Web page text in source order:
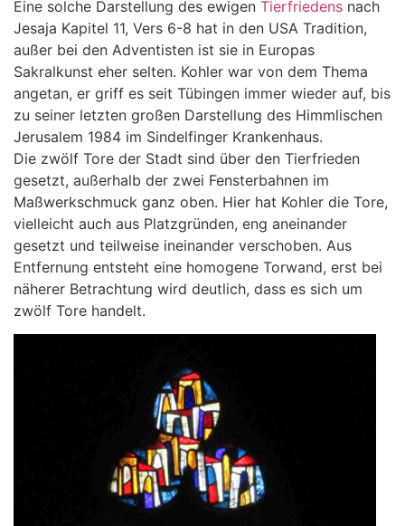
Eine solche Darstellung des ewigen Tierfriedens nach
Jesaja Kapitel 11, Vers 6-8 hat in den USA Tradition,
außer bei den Adventisten ist sie in Europas
Sakralkunst eher selten. Kohler war von dem Thema
angetan, er griff es seit Tübingen immer wieder auf, bis
zu seiner letzten großen Darstellung des Himmlischen
Jerusalem 1984 im Sindelfinger Krankenhaus.
Die zwölf Tore der Stadt sind über den Tierfrieden
gesetzt, außerhalb der zwei Fensterbahnen im
Maßwerkschmuck ganz oben. Hier hat Kohler die Tore,
vielleicht auch aus Platzgründen, eng aneinander
gesetzt und teilweise ineinander verschoben. Aus
Entfernung entsteht eine homogene Torwand, erst bei
näherer Betrachtung wird deutlich, dass es sich um
zwölf Tore handelt.